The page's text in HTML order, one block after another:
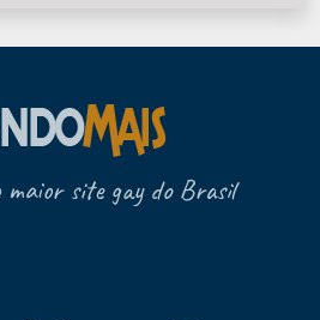
site gay do Brasil